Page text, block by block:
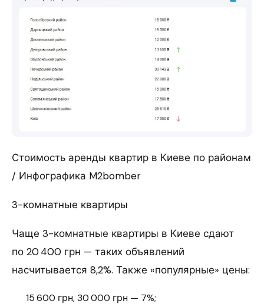
Стоимость аренды квартир в Киеве по районам
/ Инфографика M2bomber
3-комнатные квартиры
Чаще 3-комнатные квартиры в Киеве сдают
по 20 400 грн — таких объявлений
насчитывается 8,2%. Также «популярные» цены:
15 600 грн, 30 000 грн — 7%;